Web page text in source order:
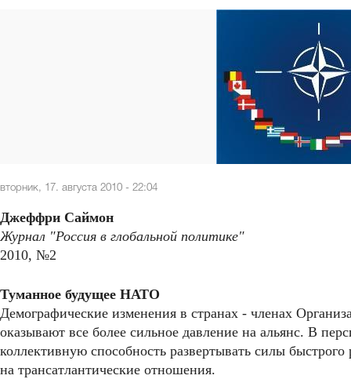
вторник, 17. августа 2010 - 22:04
Джеффри Саймон
Журнал "Россия в глобальной политике"
2010, №2
Туманное будущее НАТО
Демографические изменения в странах - членах
оказывают все более сильное давление на альянс. В
коллективную способность развертывать силы
на трансатлантические отношения.